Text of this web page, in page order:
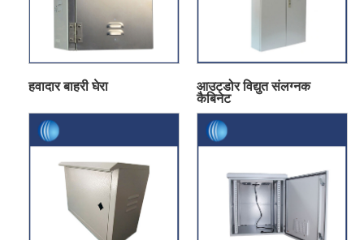
हवादार बाहरी घेरा
आउटडोर विद्युत संलग्नक
कैबिनेट